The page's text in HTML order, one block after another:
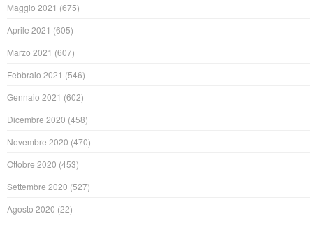
Maggio 2021 (675)
Aprile 2021 (605)
Marzo 2021 (607)
Febbraio 2021 (546)
Gennaio 2021 (602)
Dicembre 2020 (458)
Novembre 2020 (470)
Ottobre 2020 (453)
Settembre 2020 (527)
Agosto 2020 (22)